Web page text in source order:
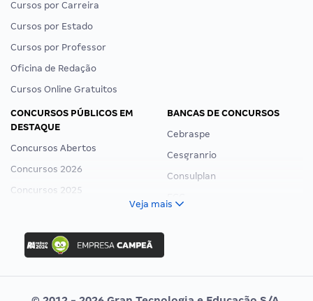
Cursos por Carreira
Cursos por Estado
Cursos por Professor
Oficina de Redação
Cursos Online Gratuitos
CONCURSOS PÚBLICOS EM
DESTAQUE
Concursos Abertos
Concursos 2026
Concursos 2025
Concurso Ibama
Concurso MPU
Editais publicados
BANCAS DE CONCURSOS
Cebraspe
Cesgranrio
Consulplan
Veja mais